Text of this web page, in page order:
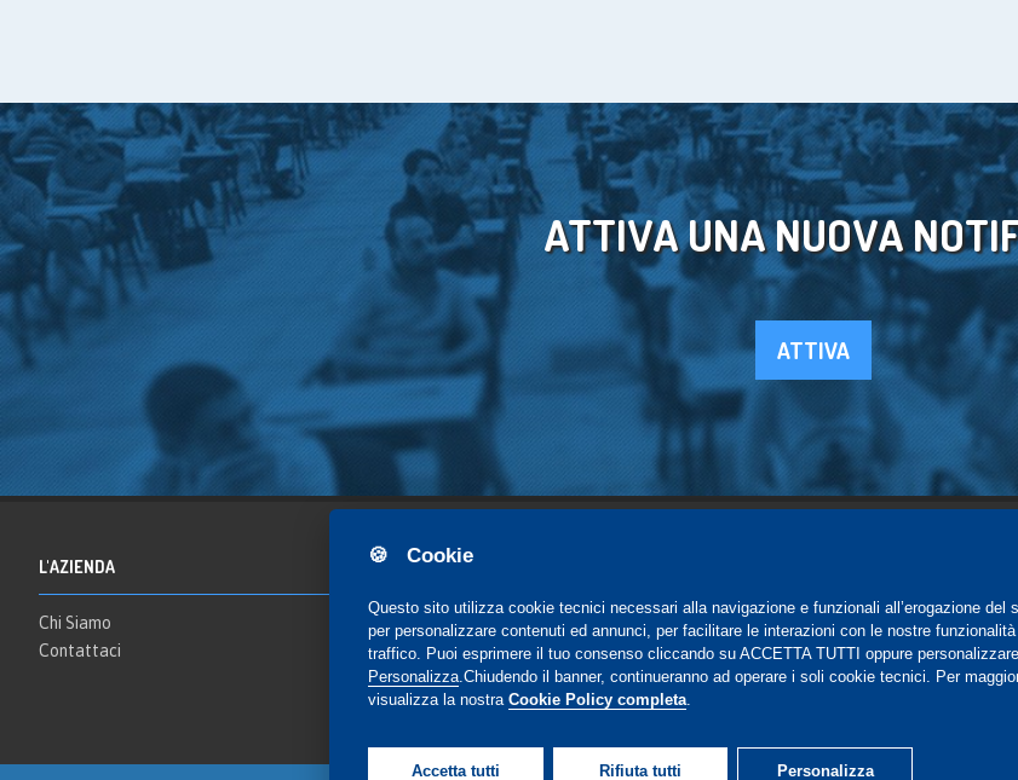
🍪 Cookie
Questo sito utilizza cookie tecnici necessari alla navigazione e funzionali all’erogazione del
per personalizzare contenuti ed annunci, per facilitare le interazioni con le nostre
traffico. Puoi esprimere il tuo consenso cliccando su ACCETTA TUTTI oppure
Personalizza .Chiudendo il banner, continueranno ad operare i soli cookie tecnici. Per
visualizza la nostra Cookie Policy completa
Accetta tutti Rifiuta tutti Personalizza
ATTIVA UNA NUOVA
ATTIVA
L'AZIENDA
Chi Siamo
Contattaci
Registrazione al sito
FAQ Utenti -FAQ Librerie
Notifica